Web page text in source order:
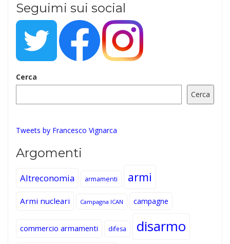
Seguimi sui social
Cerca
Cerca
Tweets by Francesco Vignarca
Argomenti
Altreconomia armamenti armi
Armi nucleari Campagna ICAN campagne
commercio armamenti difesa disarmo